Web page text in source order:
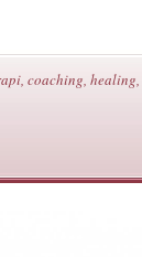
coaching,